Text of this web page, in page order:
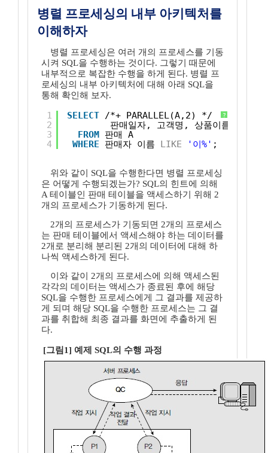
병렬 프로세싱의 내부 아키텍처를
이해하자
병렬 프로세싱은 여러 개의 프로세스를 기동
시켜 SQL을 수행하는 것이다. 그렇기 때문에
내부적으로 복잡한 수행을 하게 된다. 병렬 프
로세싱의 내부 아키텍처에 대해 아래 SQL을
통해 확인해 보자.
?
1
2
3
4
SELECT /*+ PARALLEL(A,2) */
판매일자, 고객명, 상품이름, 제조사
FROM 판매 A
WHERE
판매자_이름 LIKE '이%' ;
위와 같이 SQL을 수행한다면 병렬 프로세싱
은 어떻게 수행되겠는가? SQL의 힌트에 의해
A 테이블인 판매 테이블을 액세스하기 위해 2
개의 프로세스가 기동하게 된다.
2개의 프로세스가 기동되면 2개의 프로세스
는 판매 테이블에서 액세스해야 하는 데이터를
2개로 분리해 분리된 2개의 데이터에 대해 하
나씩 액세스하게 된다.
이와 같이 2개의 프로세스에 의해 액세스된
각각의 데이터는 액세스가 종료된 후에 해당
SQL을 수행한 프로세스에게 그 결과를 제공하
게 되며 해당 SQL을 수행한 프로세스는 그 결
과를 취합해 최종 결과를 화면에 추출하게 된
다.
[그림1] 예제 SQL의 수행 과정